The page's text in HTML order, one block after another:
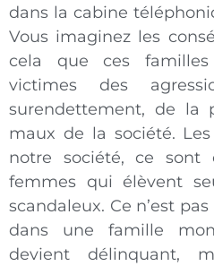
dans la cabine
Vous imaginez les
cela que ces
victimes des
surendettement, de la
maux de la société.
notre société, ce sont
femmes qui élèvent
scandaleux. Ce n’est
dans une famille
devient délinquant,